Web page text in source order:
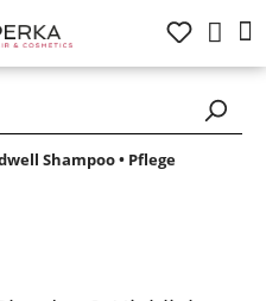
Shampoo • Pflege